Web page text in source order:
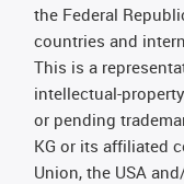
the Federal
countries and
This is a
intellectual-
or pending
KG or its affiliated
Union, the USA